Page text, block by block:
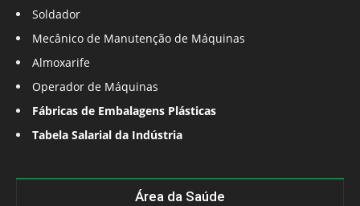
Soldador
Mecânico de Manutenção de Máquinas
Almoxarife
Operador de Máquinas
Fábricas de Embalagens Plásticas
Tabela Salarial da Indústria
Área da Saúde